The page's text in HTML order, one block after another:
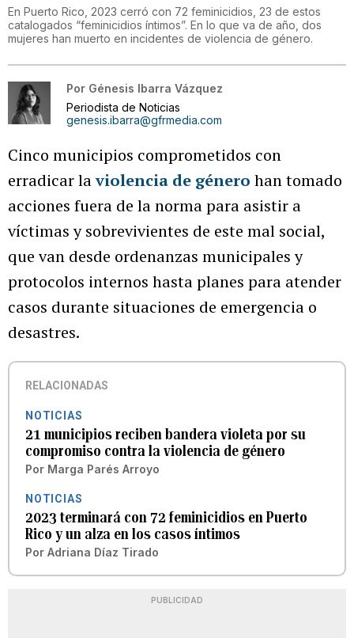
En Puerto Rico, 2023 cerró con 72 feminicidios, 23 de estos
catalogados “feminicidios íntimos”. En lo que va de año, dos
mujeres han muerto en incidentes de violencia de género.
Por Génesis Ibarra Vázquez
Periodista de Noticias
genesis.ibarra@gfrmedia.com
Cinco municipios comprometidos con
erradicar laviolencia de género han tomado
acciones fuera de la norma para asistir a
víctimas y sobrevivientes de este mal social,
que van desde ordenanzas municipales y
protocolos internos hasta planes para atender
casos durante situaciones de emergencia o
desastres.
RELACIONADAS
NOTICIAS
21 municipios reciben bandera violeta por su
compromiso contra la violencia de género
Por Marga Parés Arroyo
NOTICIAS
2023 terminará con 72 feminicidios en Puerto
Rico y un alza en los casos íntimos
Por Adriana Díaz Tirado
PUBLICIDAD